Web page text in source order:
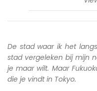
De stad waar ik het
stad vergeleken bij mijn
je maar wilt. Maar
die je vindt in Tokyo.